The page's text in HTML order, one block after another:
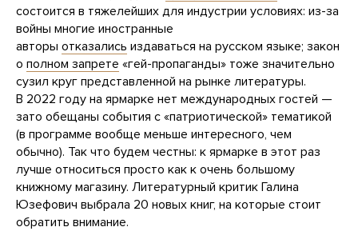
состоится в тяжелейших для индустрии условиях: из-за
войны многие иностранные
авторы отказались издаваться на русском языке; закон
о полном запрете «гей-пропаганды» тоже значительно
сузил круг представленной на рынке литературы.
В 2022 году на ярмарке нет международных гостей —
зато обещаны события с «патриотической» тематикой
(в программе вообще меньше интересного, чем
обычно). Так что будем честны: к ярмарке в этот раз
лучше относиться просто как к очень большому
книжному магазину. Литературный критик Галина
Юзефович выбрала 20 новых книг, на которые стоит
обратить внимание.